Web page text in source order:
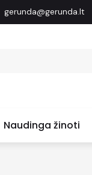
gerunda@gerunda.lt
Naudinga žinoti